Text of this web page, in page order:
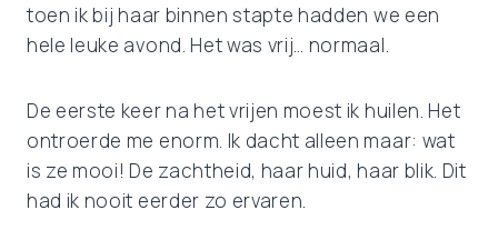
toen ik bij haar binnen stapte hadden we een
hele leuke avond. Het was vrij… normaal.
De eerste keer na het vrijen moest ik huilen. Het
ontroerde me enorm. Ik dacht alleen maar: wat
is ze mooi! De zachtheid, haar huid, haar blik. Dit
had ik nooit eerder zo ervaren.